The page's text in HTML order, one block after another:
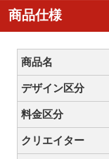
商品仕様
商品名
デザイン区分
料金区分
クリエイター